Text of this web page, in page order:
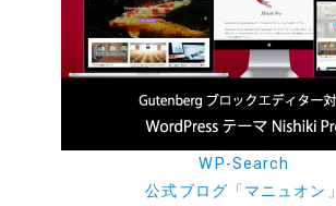
WP-Search
公式ブログ「マニュオン」